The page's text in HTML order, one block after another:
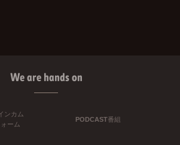
We are hands on
ンカム
ーム
PODCAST番組